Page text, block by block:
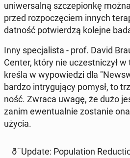
uni­wer­sal­ną szcze­pion­kę
przed roz­po­czę­ciem innych
dat­ność po­twier­dzą kolejne
Inny spe­cja­li­sta - prof. David
Center, który nie uczest­ni­czył
kre­śla w wy­po­wie­dzi dla
bardzo in­try­gu­ją­cy pomysł, to
ność. Zwraca uwagę, że dużo
zanim ewen­tu­al­nie zo­sta­nie
użycia.
ð¨Up­da­te: Po­pu­la­tion